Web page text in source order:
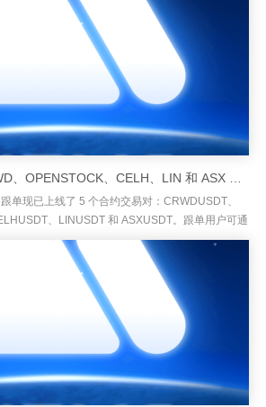
单现已上线了 5 个合约交易对：CRWDUSDT、
、LINUSDT 和 ASXUSDT。跟单用户可通
松运...